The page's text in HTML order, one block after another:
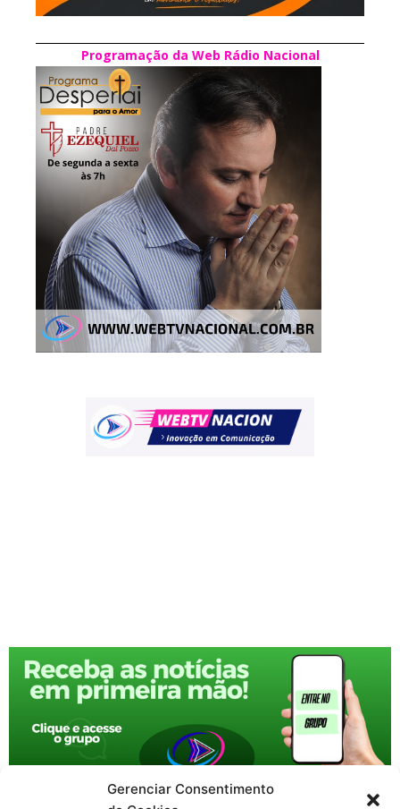
Gerenciar Consentimento
Programação da Web Rádio Nacional